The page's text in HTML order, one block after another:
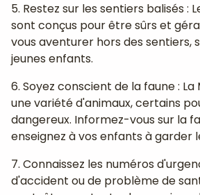
5. Restez sur les sentiers balisés :
sont conçus pour être sûrs et
vous aventurer hors des sentiers,
jeunes enfants.
6. Soyez conscient de la faune :
une variété d'animaux, certains
dangereux. Informez-vous sur la
enseignez à vos enfants à garder
7. Connaissez les numéros
d'accident ou de problème de